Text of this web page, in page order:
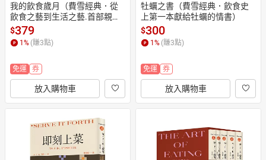
我的飲食歲月（費雪經典．從
飲食之藝到生活之藝.首部親筆
自傳）
$379
1 % (賺3點)
免運 券
放入購物車
牡蠣之書（費雪經典．飲食史
上第一本獻給牡蠣的情書）
$300
1 % (賺3點)
免運 券
放入購物車